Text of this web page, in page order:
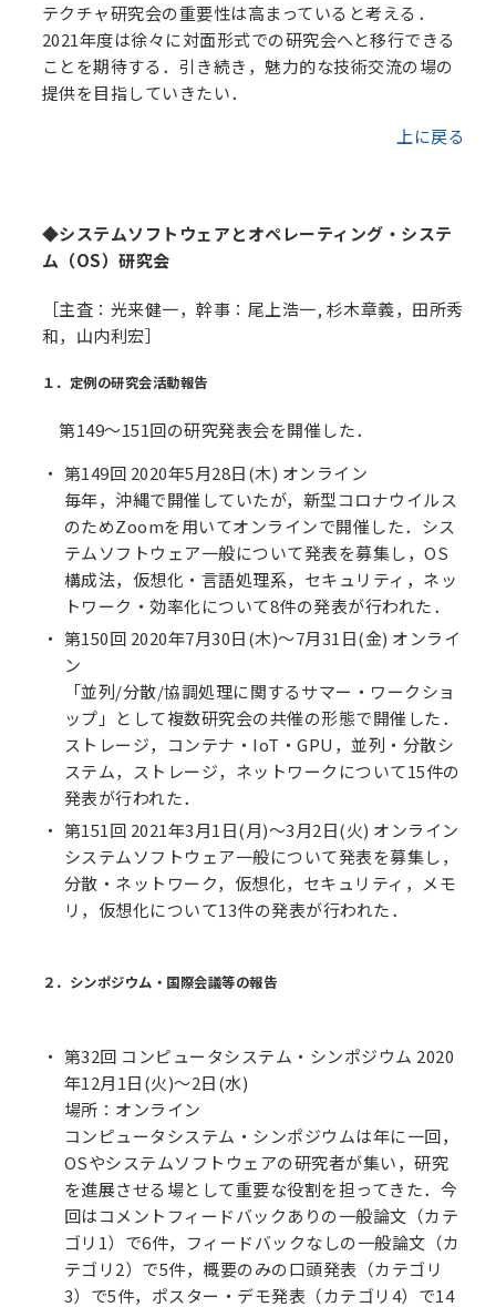
テクチャ研究会の重要性は高まっていると考える．
2021年度は徐々に対面形式での研究会へと移行できる
ことを期待する．引き続き，魅力的な技術交流の場の
提供を目指していきたい．
上に戻る
◆システムソフトウェアとオペレーティング・システ
ム（OS）研究会
［主査：光来健一，幹事：尾上浩一, 杉木章義，田所秀
和，山内利宏］
１．定例の研究会活動報告
第149～151回の研究発表会を開催した．
第149回 2020年5月28日(木) オンライン
毎年，沖縄で開催していたが，新型コロナウイルス
のためZoomを用いてオンラインで開催した．シス
テムソフトウェア一般について発表を募集し，OS
構成法，仮想化・言語処理系，セキュリティ，ネッ
トワーク・効率化について8件の発表が行われた．
第150回 2020年7月30日(木)～7月31日(金) オンライ
ン
「並列/分散/協調処理に関するサマー・ワークショ
ップ」として複数研究会の共催の形態で開催した．
ストレージ，コンテナ・IoT・GPU，並列・分散シ
ステム，ストレージ，ネットワークについて15件の
発表が行われた．
第151回 2021年3月1日(月)～3月2日(火) オンライン
システムソフトウェア一般について発表を募集し，
分散・ネットワーク，仮想化，セキュリティ，メモ
リ，仮想化について13件の発表が行われた．
２．シンポジウム・国際会議等の報告
第32回 コンピュータシステム・シンポジウム 2020
年12月1日(火)〜2日(水)
場所：オンライン
コンピュータシステム・シンポジウムは年に一回，
OSやシステムソフトウェアの研究者が集い，研究
を進展させる場として重要な役割を担ってきた．今
回はコメントフィードバックありの一般論文（カテ
ゴリ1）で6件，フィードバックなしの一般論文（カ
テゴリ2）で5件，概要のみの口頭発表（カテゴリ
3）で5件，ポスター・デモ発表（カテゴリ4）で14